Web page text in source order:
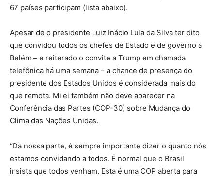
67 países participam (lista abaixo).
Apesar de o presidente Luiz Inácio Lula da Silva ter dito
que convidou todos os chefes de Estado e de governo a
Belém – e reiterado o convite a Trump em chamada
telefônica há uma semana – a chance de presença do
presidente dos Estados Unidos é considerada mais do
que remota. Milei também não deve aparecer na
Conferência das Partes (COP-30) sobre Mudança do
Clima das Nações Unidas.
“Da nossa parte, é sempre importante dizer o quanto nós
estamos convidando a todos. É normal que o Brasil
insista que todos venham. Esta é uma COP aberta para